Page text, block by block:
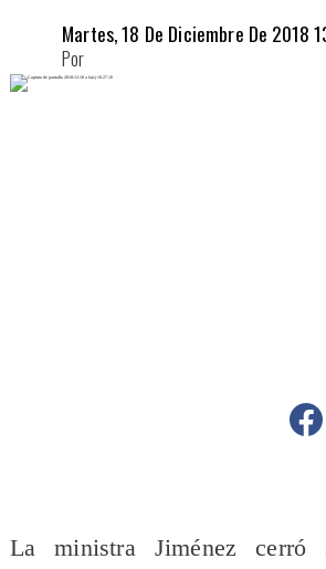
Martes, 18 De Diciembre De 2018
Por
La ministra Jiménez cerró